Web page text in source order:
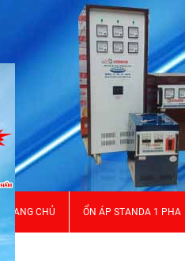
TRANG CHỦ ỔN ÁP STANDA 1 PHA